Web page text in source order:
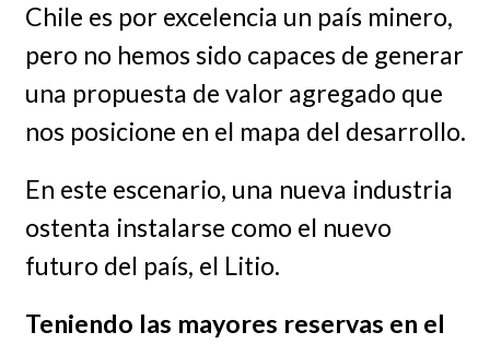
Chile es por excelencia un país minero,
pero no hemos sido capaces de generar
una propuesta de valor agregado que
nos posicione en el mapa del desarrollo.
En este escenario, una nueva industria
ostenta instalarse como el nuevo
futuro del país, el Litio.
Teniendo las mayores reservas en el